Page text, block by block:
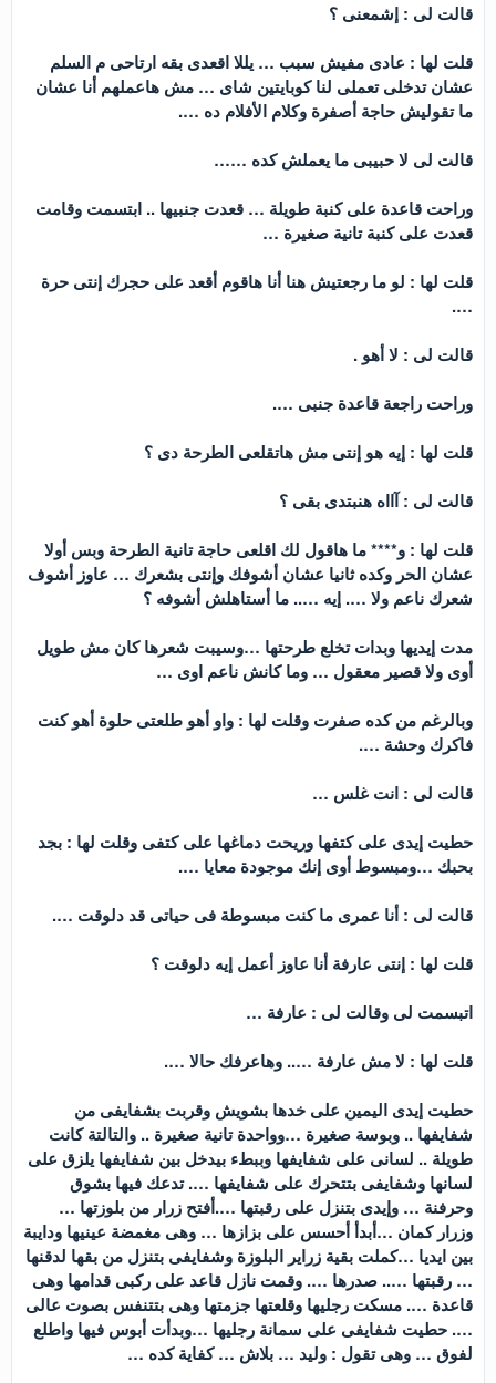
قالت لى : إشمعنى ؟
قلت لها : عادى مفيش سبب … يللا اقعدى بقه ارتاحى م السلم
عشان تدخلى تعملى لنا كوبايتين شاى … مش هاعملهم أنا عشان
ما تقوليش حاجة أصفرة وكلام الأفلام ده ….
قالت لى لا حبيبى ما يعملش كده ……
وراحت قاعدة على كنبة طويلة … قعدت جنبيها .. ابتسمت وقامت
قعدت على كنبة تانية صغيرة …
قلت لها : لو ما رجعتيش هنا أنا هاقوم أقعد على حجرك إنتى حرة
….
قالت لى : لا أهو .
وراحت راجعة قاعدة جنبى ….
قلت لها : إيه هو إنتى مش هاتقلعى الطرحة دى ؟
قالت لى : آااه هنبتدى بقى ؟
قلت لها : و**** ما هاقول لك اقلعى حاجة تانية الطرحة وبس أولا
عشان الحر وكده ثانيا عشان أشوفك وإنتى بشعرك … عاوز أشوف
شعرك ناعم ولا …. إيه ….. ما أستاهلش أشوفه ؟
مدت إيديها وبدات تخلع طرحتها …وسيبت شعرها كان مش طويل
أوى ولا قصير معقول … وما كانش ناعم اوى …
وبالرغم من كده صفرت وقلت لها : واو أهو طلعتى حلوة أهو كنت
فاكرك وحشة ….
قالت لى : انت غلس …
حطيت إيدى على كتفها وريحت دماغها على كتفى وقلت لها : بجد
بحبك …ومبسوط أوى إنك موجودة معايا ….
قالت لى : أنا عمرى ما كنت مبسوطة فى حياتى قد دلوقت ….
قلت لها : إنتى عارفة أنا عاوز أعمل إيه دلوقت ؟
اتبسمت لى وقالت لى : عارفة …
قلت لها : لا مش عارفة ….. وهاعرفك حالا ….
حطيت إيدى اليمين على خدها بشويش وقربت بشفايفى من
شفايفها .. وبوسة صغيرة …وواحدة تانية صغيرة .. والتالتة كانت
طويلة .. لسانى على شفايفها وببطء بيدخل بين شفايفها يلزق على
لسانها وشفايفى بتتحرك على شفايفها …. تدعك فيها بشوق
وحرفنة … وإيدى بتنزل على رقبتها ….أفتح زرار من بلوزتها …
وزرار كمان …أبدأ أحسس على بزازها … وهى مغمضة عينيها ودايبة
بين ايديا …كملت بقية زراير البلوزة وشفايفى بتنزل من بقها لدقنها
… رقبتها ….. صدرها …. وقمت نازل قاعد على ركبى قدامها وهى
قاعدة …. مسكت رجليها وقلعتها جزمتها وهى بتتنفس بصوت عالى
…. حطيت شفايفى على سمانة رجليها …وبدأت أبوس فيها واطلع
لفوق … وهى تقول : وليد … بلاش … كفاية كده …